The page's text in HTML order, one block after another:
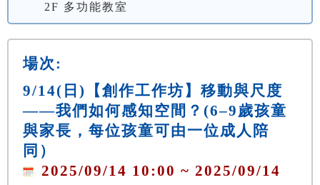
2F 多功能教室
場次:
9/14(日)【創作工作坊】移動與尺度
——我們如何感知空間？(6–9歲孩童
與家長，每位孩童可由一位成人陪
同）
2025/09/14 10:00 ~ 2025/09/14